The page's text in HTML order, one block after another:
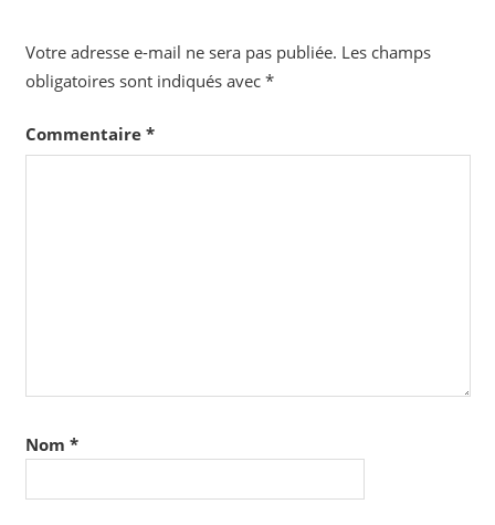
Votre adresse e-mail ne sera pas publiée. Les champs
obligatoires sont indiqués avec *
Commentaire *
Nom *